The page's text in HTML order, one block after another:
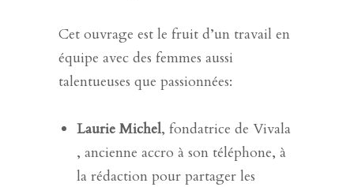
Cet ouvrage est le fruit d’un travail en
équipe avec des femmes aussi
talentueuses que passionnées:
Laurie Michel, fondatrice de Vivala
, ancienne accro à son téléphone, à
la rédaction pour partager les